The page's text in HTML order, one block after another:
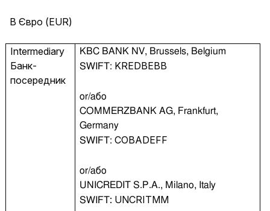
В Євро (EUR)
Intermediary
Банк-
посередник
KBC BANK NV, Brussels, Belgium
SWIFT: KREDBEBB
or/або
COMMERZBANK AG, Frankfurt,
Germany
SWIFT: COBADEFF
or/або
UNICREDIT S.P.A., Milano, Italy
SWIFT: UNCRITMM